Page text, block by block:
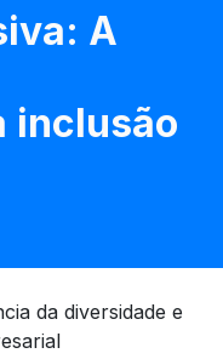
A
inclusão